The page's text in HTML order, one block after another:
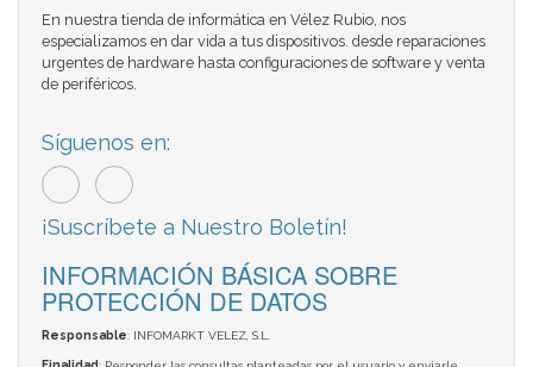
En nuestra tienda de informática en Vélez Rubio, nos
especializamos en dar vida a tus dispositivos. desde reparaciones
urgentes de hardware hasta configuraciones de software y venta
de periféricos.
Síguenos en:
¡Suscríbete a Nuestro Boletín!
INFORMACIÓN BÁSICA SOBRE
PROTECCIÓN DE DATOS
Responsable: INFOMARKT VELEZ, S.L.